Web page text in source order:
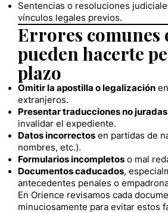
Sentencias o resoluciones
vínculos legales previos.
Errores comunes
pueden hacerte
plazo
Omitir la apostilla o legalización
extranjeros.
Presentar traducciones no juradas
invalidar el expediente.
Datos incorrectos en partidas de
nombres, etc.).
Formularios incompletos o mal
Documentos caducados,
antecedentes penales o
En Orience revisamos cada
minuciosamente para evitar estos